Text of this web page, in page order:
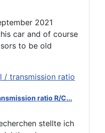
2021
car and of course
to be old
ratio R/C...
stellte ich